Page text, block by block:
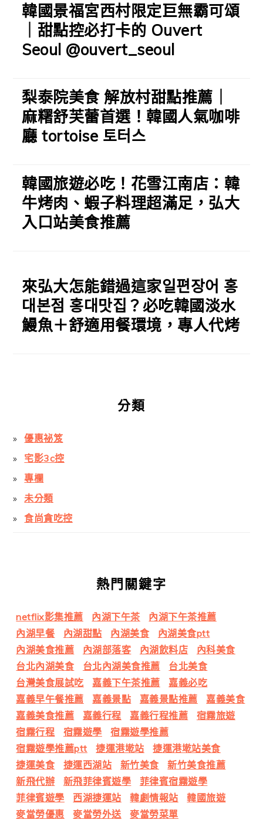
韓國景福宮西村限定巨無霸可頌
｜甜點控必打卡的 Ouvert
Seoul @ouvert_seoul
梨泰院美食 解放村甜點推薦｜
麻糬舒芙蕾首選！韓國人氣咖啡
廳 tortoise 토터스
韓國旅遊必吃！花雪江南店：韓
牛烤肉、蝦子料理超滿足，弘大
入口站美食推薦
來弘大怎能錯過這家일편장어 홍
대본점 홍대맛집？必吃韓國淡水
鰻魚＋舒適用餐環境，專人代烤
分類
優惠祕笈
宅影3c控
專欄
未分類
食尚貪吃控
熱門關鍵字
netflix影集推薦 內湖下午茶
內湖下午茶推薦
內湖早餐
內湖甜點 內湖美食
內湖美食ptt
內湖美食推薦
內湖部落客 內湖飲料店
內科美食
台北內湖美食
台北內湖美食推薦
台北美食
台灣美食展試吃
嘉義下午茶推薦
嘉義必吃
嘉義早午餐推薦
嘉義景點 嘉義景點推薦
嘉義美食
嘉義美食推薦
嘉義行程 嘉義行程推薦
宿霧旅遊
宿霧行程
宿霧遊學
宿霧遊學推薦
宿霧遊學推薦ptt
捷運港墘站
捷運港墘站美食
捷運美食
捷運西湖站 新竹美食
新竹美食推薦
新飛代辦
新飛菲律賓遊學
菲律賓宿霧遊學
菲律賓遊學
西湖捷運站 韓劇情報站
韓國旅遊
麥當勞優惠
麥當勞外送 麥當勞菜單